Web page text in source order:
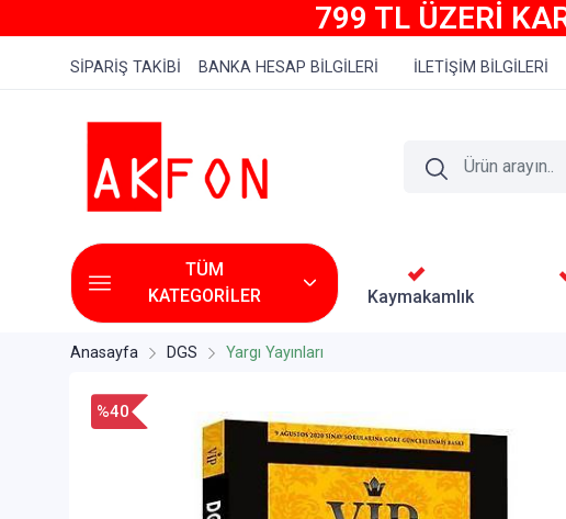
799 TL ÜZERİ
SİPARİŞ TAKİBİ BANKA HESAP BİLGİLERİ İLETİŞİM BİLGİLERİ
TÜM
KATEGORİLER
Kaymakamlık
Anasayfa DGS Yargı Yayınları
%40